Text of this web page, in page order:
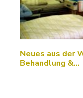
Neues aus der
Behandlung &…